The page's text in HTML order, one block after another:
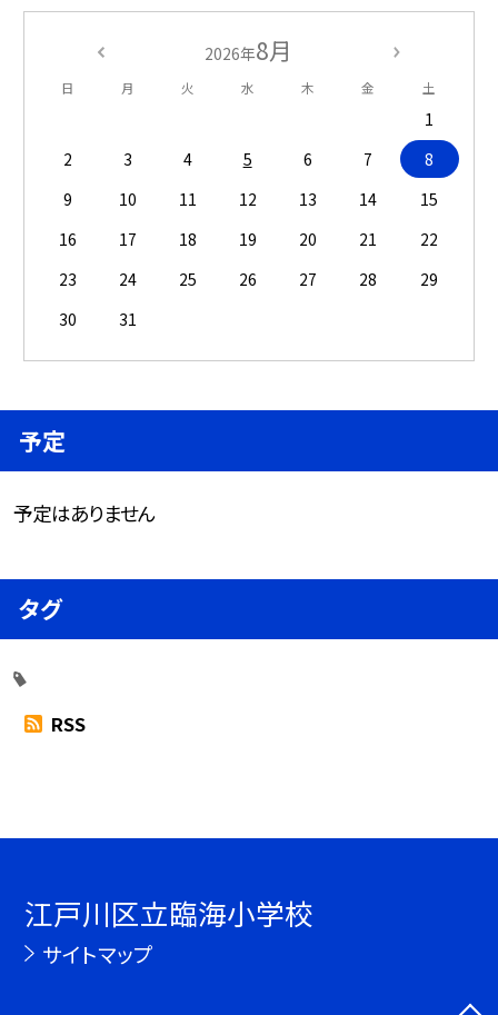
2026年8月
日 月 火 水 木 金 土
1
2
3 4 5 6 7
8
9
10 11 12 13 14
15
16
17 18 19 20 21
22
23
24 25 26 27 28
29
30
31
予定
予定はありません
タグ
RSS
江戸川区立臨海小学校
サイトマップ